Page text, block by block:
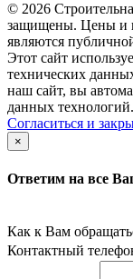
© 2026
защищены. Цены и
являются
Этот сайт
технических
наш сайт, вы
данных технологий.
Согласиться и
×
Ответим на все
Как к Вам
Контактный